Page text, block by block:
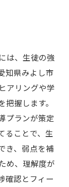
授業
師
質
訣
アプロー
は、生徒の強
知県みよし市
アリングや学
握します。
プランが策定
ることで、生
き、弱点を補
め、理解度が
確認とフィー